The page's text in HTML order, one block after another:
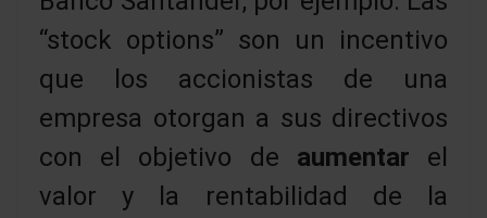
“stock options” son un incentivo
que los accionistas de una
empresa otorgan a sus directivos
con el objetivo de aumentar el
valor y la rentabilidad de la